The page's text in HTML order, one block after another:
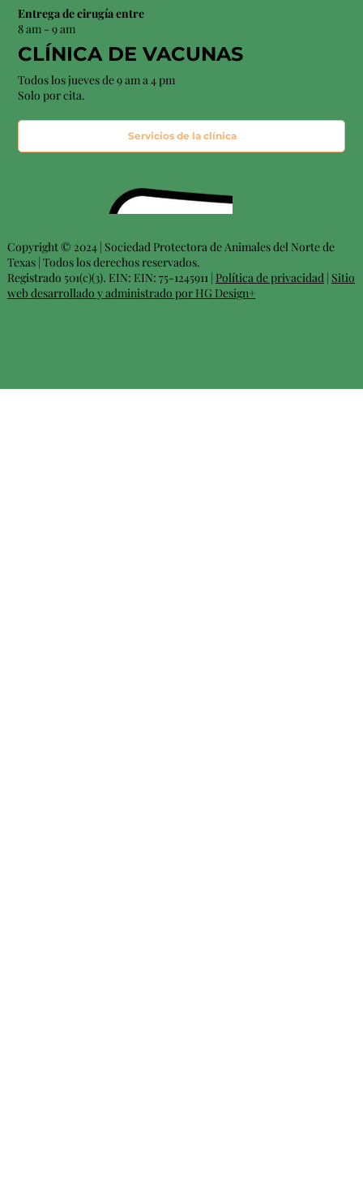
Entrega de cirugía entre
8 am - 9 am
CLÍNICA DE VACUNAS
Todos los jueves de 9 am a 4 pm
Solo por cita.
Servicios de la clínica
Copyright © 2024 | Sociedad Protectora de Animales del Norte de
Texas | Todos los derechos reservados.
Registrado 501(c)(3). EIN: EIN: 75-1245911 | Política de privacidad| Sitio
web desarrollado y administrado por HG Design+